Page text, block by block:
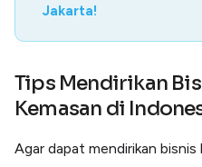
Jakarta!
Tips Mendirikan
Kemasan di
Agar dapat mendirikan